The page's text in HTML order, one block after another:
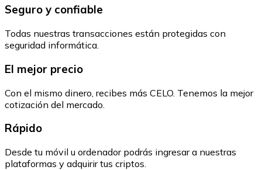
Seguro y confiable
Todas nuestras transacciones están protegidas con
seguridad informática.
El mejor precio
Con el mismo dinero, recibes más CELO. Tenemos la mejor
cotización del mercado.
Rápido
Desde tu móvil u ordenador podrás ingresar a nuestras
plataformas y adquirir tus criptos.